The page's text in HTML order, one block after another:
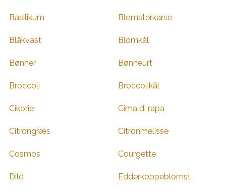
Basilikum Blomsterkarse
Blåkvast Blomkål
Bønner Bønneurt
Broccoli Broccolikål
Cikorie Cima di rapa
Citrongræs Citronmelisse
Cosmos Courgette
Dild Edderkoppeblomst